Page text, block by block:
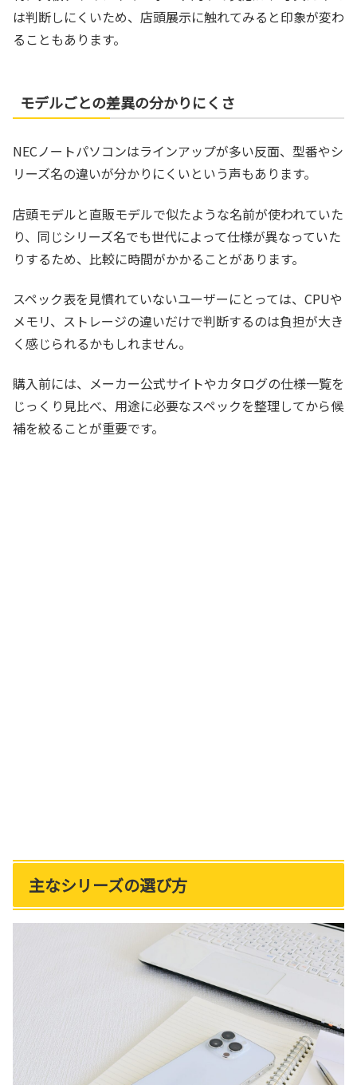
は判断しにくいため、店頭展示に触れてみると印象が変わ
ることもあります。
モデルごとの差異の分かりにくさ
NECノートパソコンはラインアップが多い反面、型番やシ
リーズ名の違いが分かりにくいという声もあります。
店頭モデルと直販モデルで似たような名前が使われていた
り、同じシリーズ名でも世代によって仕様が異なっていた
りするため、比較に時間がかかることがあります。
スペック表を見慣れていないユーザーにとっては、CPUや
メモリ、ストレージの違いだけで判断するのは負担が大き
く感じられるかもしれません。
購入前には、メーカー公式サイトやカタログの仕様一覧を
じっくり見比べ、用途に必要なスペックを整理してから候
補を絞ることが重要です。
主なシリーズの選び方